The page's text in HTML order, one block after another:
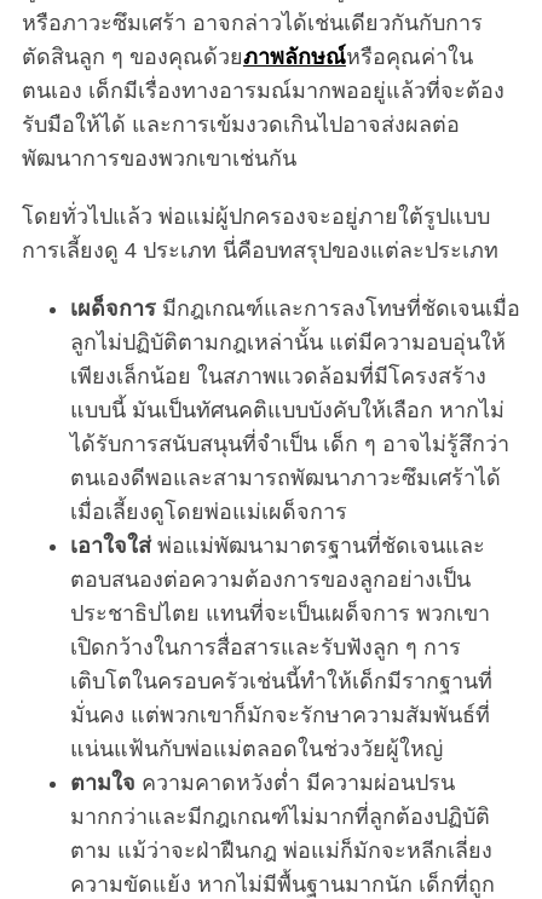
หรือภาวะซึมเศร้า อาจกล่าวได้เช่นเดียวกันกับการ
ตัดสินลูก ๆ ของคุณด้วยภาพลักษณ์หรือคุณค่าใน
ตนเอง เด็กมีเรื่องทางอารมณ์มากพออยู่แล้วที่จะต้อง
รับมือให้ได้ และการเข้มงวดเกินไปอาจส่งผลต่อ
พัฒนาการของพวกเขาเช่นกัน
โดยทั่วไปแล้ว พ่อแม่ผู้ปกครองจะอยู่ภายใต้รูปแบบ
การเลี้ยงดู 4 ประเภท นี่คือบทสรุปของแต่ละประเภท
เผด็จการมีกฎเกณฑ์และการลงโทษที่ชัดเจนเมื่อ
ลูกไม่ปฏิบัติตามกฎเหล่านั้น แต่มีความอบอุ่นให้
เพียงเล็กน้อย ในสภาพแวดล้อมที่มีโครงสร้าง
แบบนี้ มันเป็นทัศนคติแบบบังคับให้เลือก หากไม่
ได้รับการสนับสนุนที่จำเป็น เด็ก ๆ อาจไม่รู้สึกว่า
ตนเองดีพอและสามารถพัฒนาภาวะซึมเศร้าได้
เมื่อเลี้ยงดูโดยพ่อแม่เผด็จการ
เอาใจใส่พ่อแม่พัฒนามาตรฐานที่ชัดเจนและ
ตอบสนองต่อความต้องการของลูกอย่างเป็น
ประชาธิปไตย แทนที่จะเป็นเผด็จการ พวกเขา
เปิดกว้างในการสื่อสารและรับฟังลูก ๆ การ
เติบโตในครอบครัวเช่นนี้ทำให้เด็กมีรากฐานที่
มั่นคง แต่พวกเขาก็มักจะรักษาความสัมพันธ์ที่
แน่นแฟ้นกับพ่อแม่ตลอดในช่วงวัยผู้ใหญ่
ตามใจ ความคาดหวังต่ำ มีความผ่อนปรน
มากกว่าและมีกฎเกณฑ์ไม่มากที่ลูกต้องปฏิบัติ
ตาม แม้ว่าจะฝ่าฝืนกฎ พ่อแม่ก็มักจะหลีกเลี่ยง
ความขัดแย้ง หากไม่มีพื้นฐานมากนัก เด็กที่ถูก
S
e
a
r
c
h
f
o
r